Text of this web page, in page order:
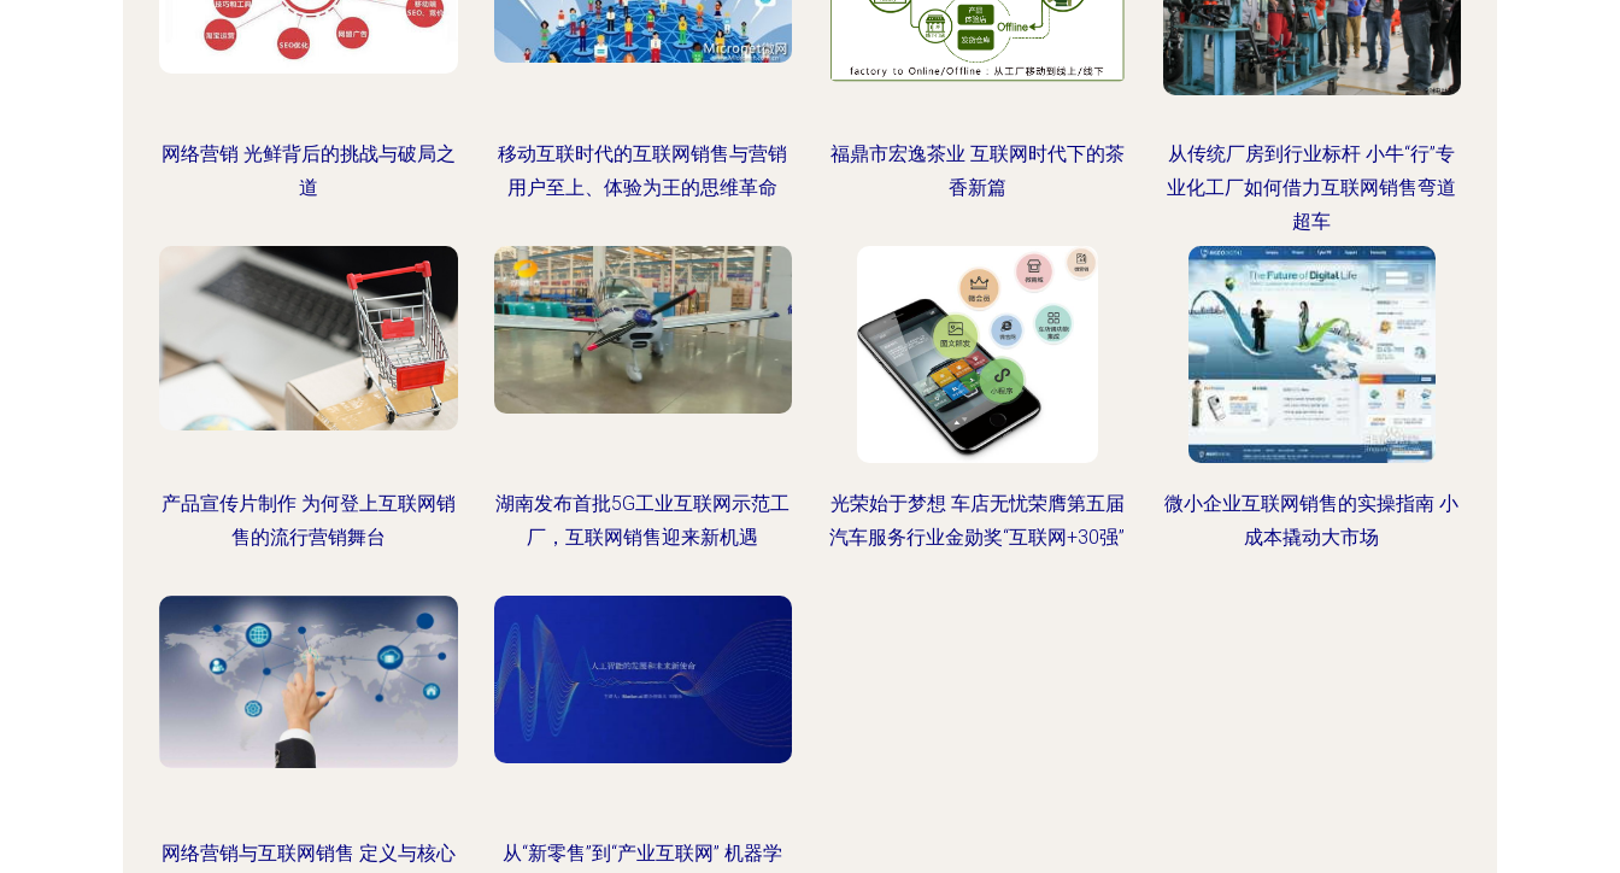
网络营销 光鲜背后的挑战与破局之
道
移动互联时代的互联网销售与营销
用户至上、体验为王的思维革命
福鼎市宏逸茶业 互联网时代下的茶
香新篇
从传统厂房到行业标杆 小牛“行”专
业化工厂如何借力互联网销售弯道
超车
产品宣传片制作 为何登上互联网销
售的流行营销舞台
湖南发布首批5G工业互联网示范工
厂，互联网销售迎来新机遇
光荣始于梦想 车店无忧荣膺第五届
汽车服务行业金勋奖“互联网+30强”
微小企业互联网销售的实操指南 小
成本撬动大市场
网络营销与互联网销售 定义与核心 从“新零售”到“产业互联网” 机器学